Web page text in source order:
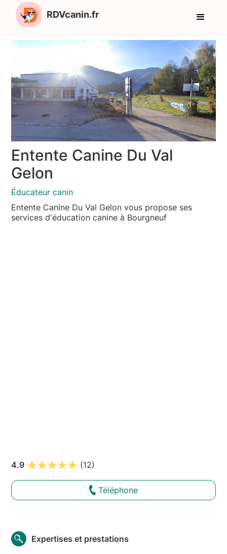
RDVcanin.fr
Entente Canine Du Val
Gelon
Éducateur canin
Entente Canine Du Val Gelon vous propose ses
services d'éducation canine à Bourgneuf
4.9 (12)
Téléphone
Expertises et prestations